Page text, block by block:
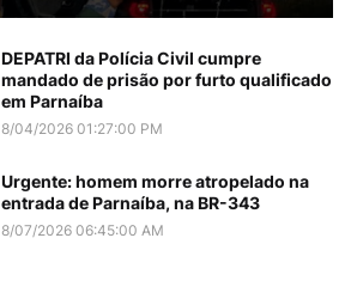
DEPATRI da Polícia Civil cumpre
mandado de prisão por furto qualificado
em Parnaíba
8/04/2026 01:27:00 PM
Urgente: homem morre atropelado na
entrada de Parnaíba, na BR-343
8/07/2026 06:45:00 AM